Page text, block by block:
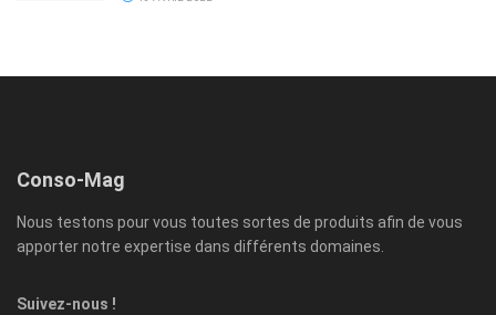
Conso-Mag
Nous testons pour vous toutes sortes de produits afin de vous
apporter notre expertise dans différents domaines.
Suivez-nous !